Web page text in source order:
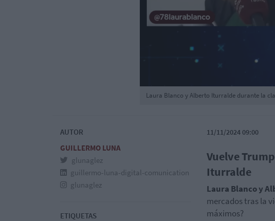
Laura Blanco y Alberto Iturralde durante la
AUTOR
GUILLERMO LUNA
glunaglez
guillermo-luna-digital-comunication
glunaglez
ETIQUETAS
11/11/2024 09:00
Vuelve
Iturralde
Laura Blanco y
mercados tras la
máximos?